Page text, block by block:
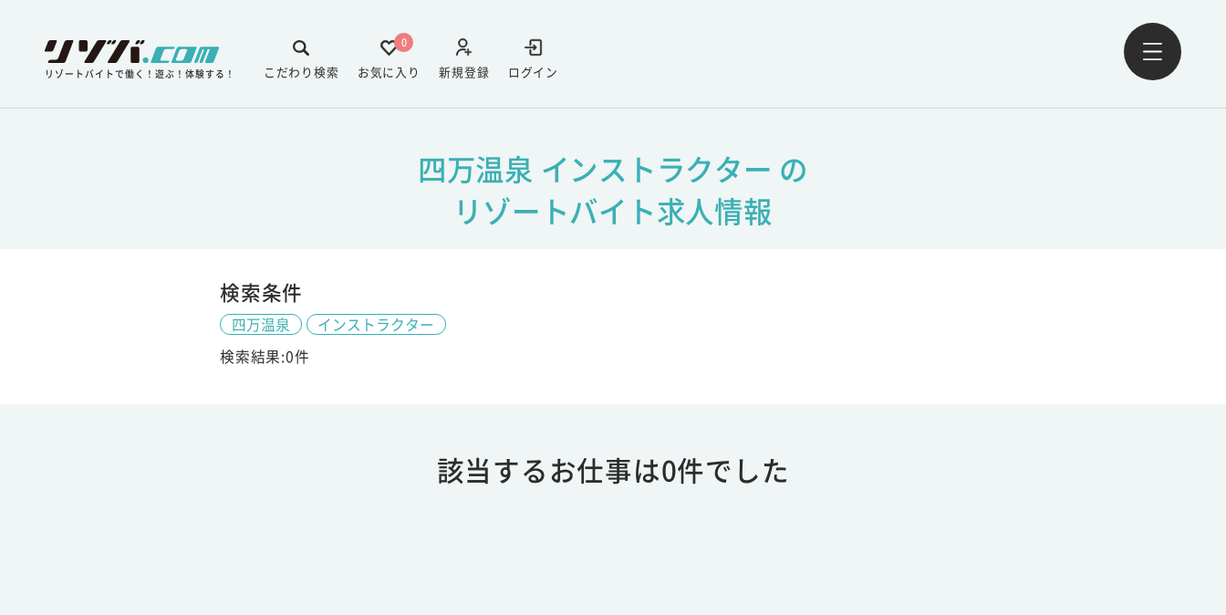
リゾートバイトで働く！遊ぶ！体験する！ ログイン
新規登録
0
お気に入り
こだわり検索
四万温泉 インストラクター の
リゾートバイト求人情報
検索条件
四万温泉
インストラクター
検索結果:0件
該当するお仕事は0件でした